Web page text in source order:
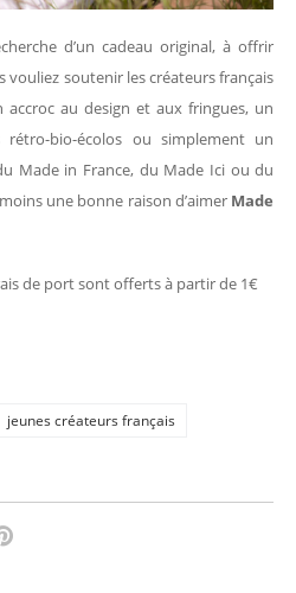
d’un cadeau original, à offrir
soutenir les créateurs français
au design et aux fringues, un
bio-écolos ou simplement un
Made in France, du Made Ici ou du
une bonne raison d’aimer Made
de port sont offerts à partir de 1€
jeunes créateurs français